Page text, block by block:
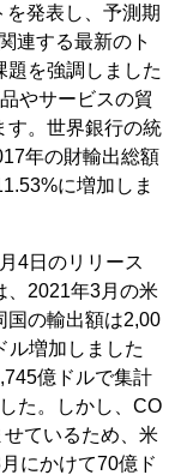
発表し、予測期
連する最新のト
題を強調しました
やサービスの貿
す。世界銀行の統
年の財輸出総額
に増加しま
4日のリリース
、2021年3月の米
国の輸出額は2,00
ル増加しました
億ドルで集計
た。しかし、CO
ているため、米
にかけて70億ド